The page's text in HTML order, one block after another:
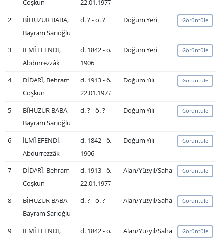
Coşkun
22.01.1977
2
BÎHUZUR BABA,
Bayram Sarıoğlu
d. ? - ö. ? Doğum Yeri Görüntüle
3
İLMÎ EFENDİ,
Abdurrezzâk
d. 1842 - ö.
1906
Doğum Yeri Görüntüle
4
DİDARÎ, Behram
Coşkun
d. 1913 - ö.
22.01.1977
Doğum Yılı Görüntüle
5
BÎHUZUR BABA,
Bayram Sarıoğlu
d. ? - ö. ? Doğum Yılı Görüntüle
6
İLMÎ EFENDİ,
Abdurrezzâk
d. 1842 - ö.
1906
Doğum Yılı Görüntüle
7
DİDARÎ, Behram
Coşkun
d. 1913 - ö.
22.01.1977
Alan/Yüzyıl/Saha Görüntüle
8
BÎHUZUR BABA,
Bayram Sarıoğlu
d. ? - ö. ? Alan/Yüzyıl/Saha Görüntüle
9 İLMÎ EFENDİ, d. 1842 - ö. Alan/Yüzyıl/Saha Görüntüle